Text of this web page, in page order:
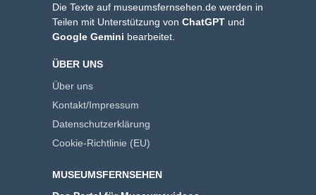
Die Texte auf museumsfernsehen.de werden in
Teilen mit Unterstützung von ChatGPT und
Google Gemini bearbeitet.
ÜBER UNS
Über uns
Kontakt/Impressum
Datenschutzerklärung
Cookie-Richtlinie (EU)
MUSEUMSFERNSEHEN